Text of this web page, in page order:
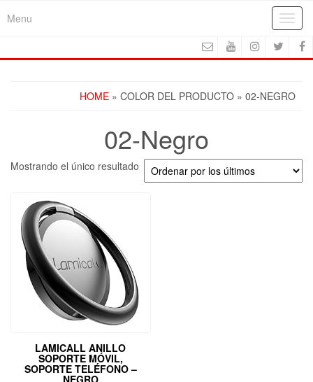
Menu
HOME » COLOR DEL PRODUCTO » 02-NEGRO
02-Negro
Mostrando el único resultado
LAMICALL ANILLO
SOPORTE MÓVIL,
SOPORTE TELÉFONO –
NEGRO